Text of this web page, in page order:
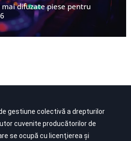
mai difuzate piese pentru
gestiune colectivă a drepturilor
cuvenite producătorilor de
se ocupă cu licenţierea şi